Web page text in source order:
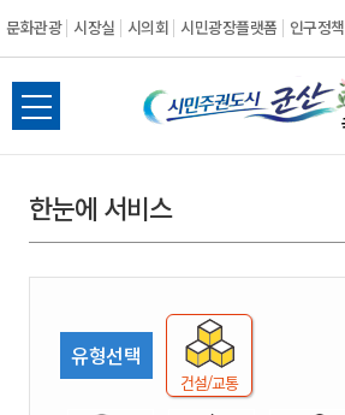
문화관광 시장실 시의회 시민광장플랫폼 인구정책
시
민
권
도
시
전
체
뉴
열
한눈에 서비스
유형선택
건설/교통